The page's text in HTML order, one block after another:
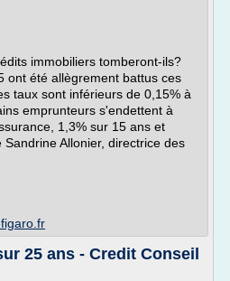
immobiliers tomberont-ils?
ont été allègrement battus ces
taux sont inférieurs de 0,15% à
emprunteurs s'endettent à
1,3% sur 15 ans et
Allonier, directrice des
25 ans - Credit Conseil